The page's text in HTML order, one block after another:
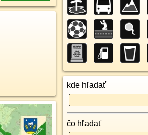
kde hľadať
čo hľadať